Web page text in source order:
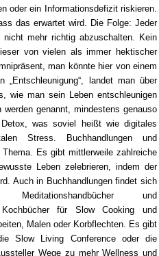
oder ein Informationsdefizit riskieren.
das erwartet wird. Die Folge: Jeder
mehr richtig abzuschalten. Kein
von vielen als immer hektischer
man könnte hier von einem
landet man über
wie man sein Leben entschleunigen
genannt, mindestens genauso
was soviel heißt wie digitales
Stress. Buchhandlungen und
Es gibt mittlerweile zahlreiche
Leben zelebrieren, indem der
Auch in Buchhandlungen findet sich
Meditationshandbücher und
Kochbücher für Slow Cooking und
Malen oder Korbflechten. Es gibt
Slow Living Conference oder die
Wege zu mehr Wellness und